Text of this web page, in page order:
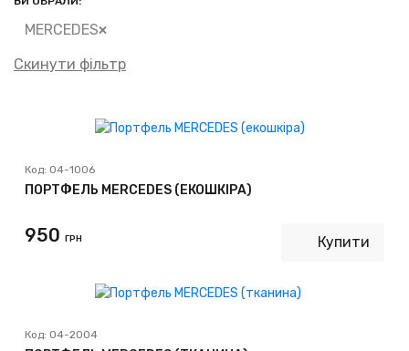
MERCEDES
Скинути фільтр
Код: 04-1006
ПОРТФЕЛЬ MERCEDES (ЕКОШКІРА)
950 ГРН Купити
Код: 04-2004